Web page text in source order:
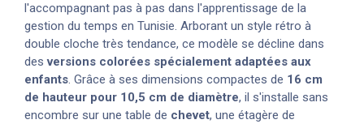
l'accompagnant pas à pas dans l'apprentissage de la
gestion du temps en Tunisie. Arborant un style rétro à
double cloche très tendance, ce modèle se décline dans
desversions colorées spécialement adaptées aux
enfants. Grâce à ses dimensions compactes de 16 cm
de hauteur pour 10,5 cm de diamètre, il s'installe sans
encombre sur une table de chevet, une étagère de